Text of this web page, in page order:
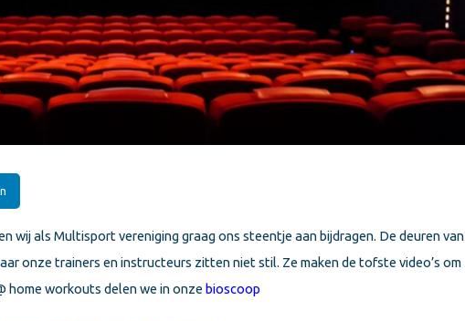
wij als Multisport vereniging graag ons steentje aan bijdragen. De deuren van
onze trainers en instructeurs zitten niet stil. Ze maken de tofste video’s om
home workouts delen we in onze bioscoop